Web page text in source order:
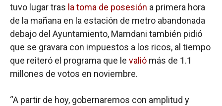
tuvo lugar tras la toma de posesión a primera hora
de la mañana en la estación de metro abandonada
debajo del Ayuntamiento, Mamdani también pidió
que se gravara con impuestos a los ricos, al tiempo
que reiteró el programa que le valió más de 1.1
millones de votos en noviembre.
“A partir de hoy, gobernaremos con amplitud y